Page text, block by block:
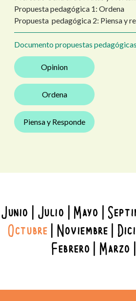
Propuesta pedagógica 1: Ordena
Propuesta pedagógica 2: Piensa y
Documento propuestas pedagógicas
Opinion
Ordena
Piensa y Responde
Junio Julio Mayo
Octubre Noviembre
Febrero Marzo